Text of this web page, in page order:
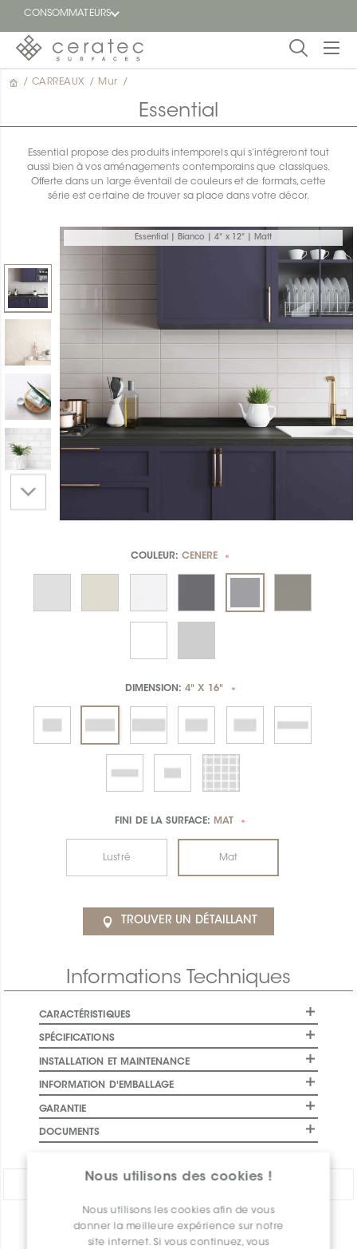
CONSOMMATEURS
En
Trouver
un
Nous utilisons des cookies !
Nous utilisons les cookies afin de vous
donner la meilleure expérience sur notre
site internet. Si vous continuez, vous
/ CARREAUX / Mur /
Essential
Essential propose des produits intemporels qui s’intégreront tout
aussi bien à vos aménagements contemporains que classiques.
Offerte dans un large éventail de couleurs et de formats, cette
série est certaine de trouver sa place dans votre décor.
Essential | Bianco | 4" x 12" | Matt
COULEUR: CENERE *
DIMENSION: 4" X 16" *
FINI DE LA SURFACE: MAT *
Lustré Mat
TROUVER UN DÉTAILLANT
Informations Techniques
CARACTÉRISTIQUES
SPÉCIFICATIONS
INSTALLATION ET MAINTENANCE
INFORMATION D'EMBALLAGE
GARANTIE
DOCUMENTS
PARTAGER:
APERÇU DES PRODUITS